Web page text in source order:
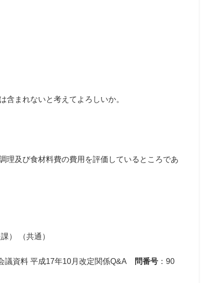
含まれないと考えてよろしいか。
理及び食材料費の費用を評価しているところであ
） （共通）
議資料 平成17年10月改定関係Q&A 問番号 ：90